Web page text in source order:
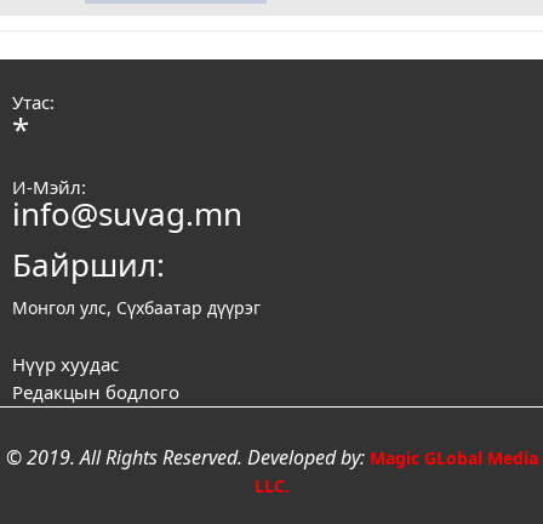
Утас:
*
И-Мэйл:
info@suvag.mn
Байршил:
Монгол улс, Сүхбаатар дүүрэг
Нүүр хуудас
Редакцын бодлого
© 2019. All Rights Reserved. Developed by: Magic GLobal Media
LLC.